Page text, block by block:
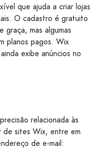
que ajuda a criar lojas
O cadastro é gratuito
graça, mas algumas
planos pagos. Wix
exibe anúncios no
relacionada às
sites Wix, entre em
de e-mail: